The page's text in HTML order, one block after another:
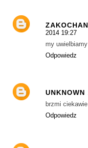
2014 19:27
my
Odpowiedz
UNKNOWN
brzmi ciekawie
Odpowiedz